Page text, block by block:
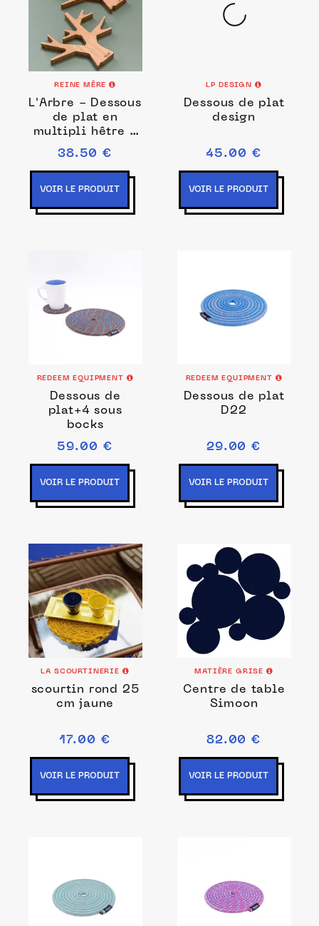
REINE MÈRE
L'Arbre - Dessous
de plat en
multipli hêtre -
Grand
38.50 €
VOIR LE PRODUIT
LP DESIGN
Dessous de plat
design
45.00 €
VOIR LE PRODUIT
REDEEM EQUIPMENT
Dessous de
plat+4 sous
bocks
59.00 €
VOIR LE PRODUIT
REDEEM EQUIPMENT
Dessous de plat
D22
29.00 €
VOIR LE PRODUIT
LA SCOURTINERIE
scourtin rond 25
cm jaune
17.00 €
VOIR LE PRODUIT
MATIÈRE GRISE
Centre de table
Simoon
82.00 €
VOIR LE PRODUIT